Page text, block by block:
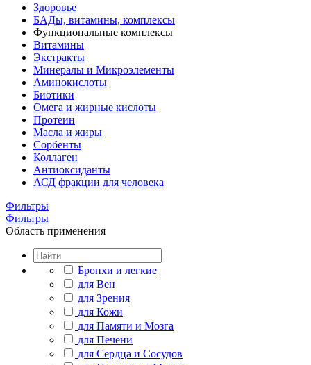
Здоровье
БАДы, витамины, комплексы
Функциональные комплексы
Витамины
Экстракты
Минералы и Микроэлементы
Аминокислоты
Биотики
Омега и жирные кислоты
Протеин
Масла и жиры
Сорбенты
Коллаген
Антиоксиданты
АСД фракции для человека
Фильтры
Фильтры
Область применения
Бронхи и легкие
для Вен
для Зрения
для Кожи
для Памяти и Мозга
для Печени
для Сердца и Сосудов